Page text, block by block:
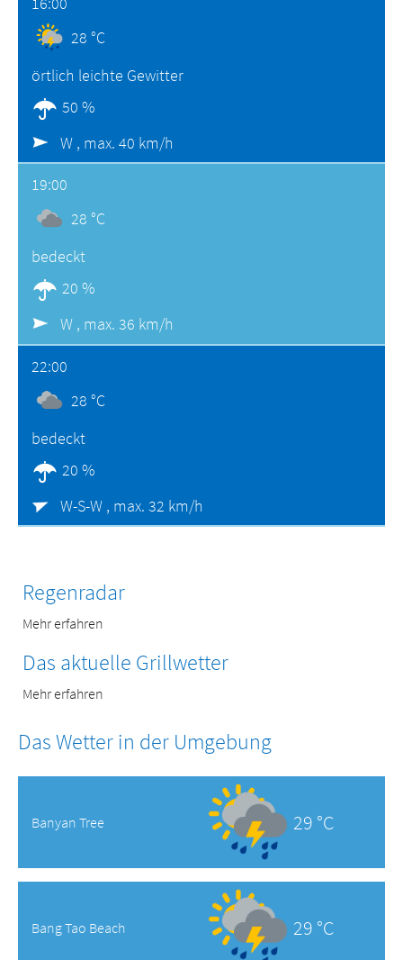
28 °C
örtlich leichte Gewitter
50 %
W , max. 40 km/h
19:00
28 °C
bedeckt
20 %
W , max. 36 km/h
22:00
28 °C
bedeckt
20 %
W-S-W , max. 32 km/h
Regenradar
Mehr erfahren
Das aktuelle Grillwetter
Mehr erfahren
Das Wetter in der Umgebung
Banyan Tree 29 °C
Bang Tao Beach 29 °C